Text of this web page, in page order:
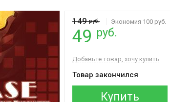
149руб. Экономия 100 руб.
49 руб.
Добавьте товар, хочу купить
Товар закончился
Купить